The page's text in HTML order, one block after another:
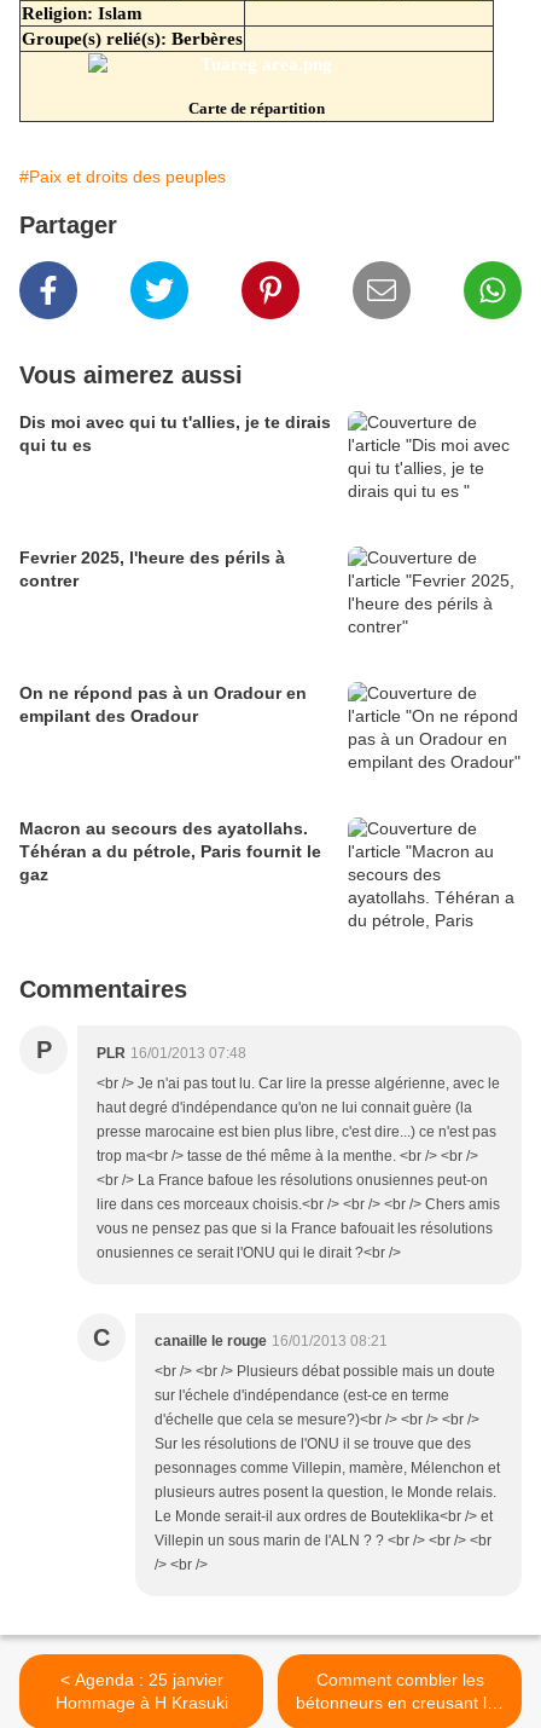
Religion: Islam
Groupe(s) relié(s): Berbères
Carte de répartition
#Paix et droits des peuples
Partager
Vous aimerez aussi
Dis moi avec qui tu t'allies, je te dirais
qui tu es
Fevrier 2025, l'heure des périls à
contrer
On ne répond pas à un Oradour en
empilant des Oradour
Macron au secours des ayatollahs.
Téhéran a du pétrole, Paris fournit le
gaz
Commentaires
P PLR 16/01/2013 07:48
<br /> Je n'ai pas tout lu. Car lire la presse algérienne, avec le
haut degré d'indépendance qu'on ne lui connait guère (la
presse marocaine est bien plus libre, c'est dire...) ce n'est pas
trop ma<br /> tasse de thé même à la menthe. <br /> <br />
<br /> La France bafoue les résolutions onusiennes peut-on
lire dans ces morceaux choisis.<br /> <br /> <br /> Chers amis
vous ne pensez pas que si la France bafouait les résolutions
onusiennes ce serait l'ONU qui le dirait ?<br />
C canaille le rouge 16/01/2013 08:21
<br /> <br /> Plusieurs débat possible mais un doute
sur l'échele d'indépendance (est-ce en terme
d'échelle que cela se mesure?)<br /> <br /> <br />
Sur les résolutions de l'ONU il se trouve que des
pesonnages comme Villepin, mamère, Mélenchon et
plusieurs autres posent la question, le Monde relais.
Le Monde serait-il aux ordres de Bouteklika<br /> et
Villepin un sous marin de l'ALN ? ? <br /> <br /> <br
/> <br />
< Agenda : 25 janvier
Hommage à H Krasuki
Comment combler les
bétonneurs en creusant les